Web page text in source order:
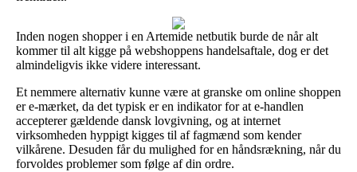
Inden nogen shopper i en Artemide netbutik burde de når alt
kommer til alt kigge på webshoppens handelsaftale, dog er det
almindeligvis ikke videre interessant.
Et nemmere alternativ kunne være at granske om online shoppen
er e-mærket, da det typisk er en indikator for at e-handlen
accepterer gældende dansk lovgivning, og at internet
virksomheden hyppigt kigges til af fagmænd som kender
vilkårene. Desuden får du mulighed for en håndsrækning, når du
forvoldes problemer som følge af din ordre.